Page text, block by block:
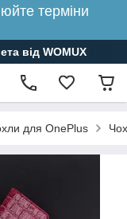
терміни
від WOMUX
для OnePlus